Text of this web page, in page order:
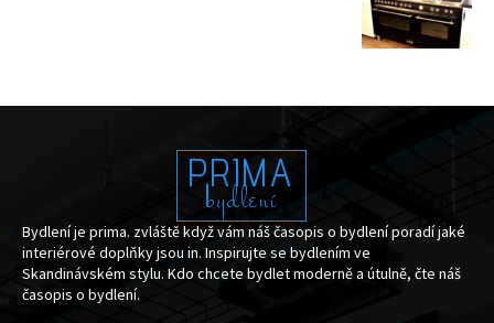
PRIMA
bydlení
Bydlení je prima. zvláště když vám náš časopis o bydlení poradí jaké
interiérové doplňky jsou in. Inspirujte se bydlením ve
Skandinávském stylu. Kdo chcete bydlet moderně a útulně, čte náš
časopis o bydlení.